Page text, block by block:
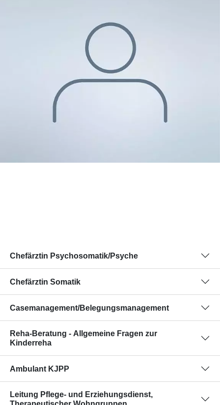
Chefärztin Psychosomatik/Psyche
Chefärztin Somatik
Casemanagement/Belegungsmanagement
Reha-Beratung - Allgemeine Fragen zur
Kinderreha
Ambulant KJPP
Leitung Pflege- und Erziehungsdienst,